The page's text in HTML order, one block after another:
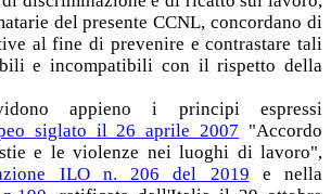
del presente CCNL, concordano di
al fine di prevenire e contrastare tali
e incompatibili con il rispetto della
appieno i principi espressi
siglato il 26 aprile 2007 "Accordo
e le violenze nei luoghi di lavoro",
ILO n. 206 del 2019 e nella